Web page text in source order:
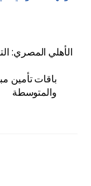
الأهلي المصري:
والمتوسطة